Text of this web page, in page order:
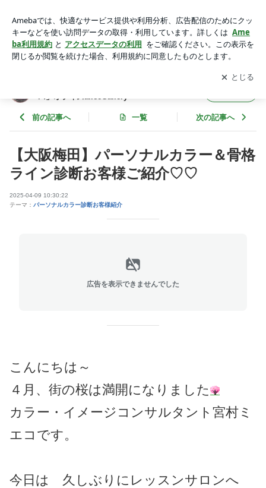
♡♡ | 大阪梅田「カラーde貴女の輝きステージをUP!」オフィ
スaliceGallery
アプリをダウンロードして ブログの更新通知
を受け取りまし
ょう。
開く
P!」オフィスaliceGallery
前の記事へ 一覧 次の記事へ
【大阪梅田】パーソナルカラー＆骨格
ライン診断お客様ご紹介♡♡
2025-04-09 10:30:22
テーマ： パーソナルカラー診断お客様紹介
広告を表示できませんでした
こんにちは～
４月、街の桜は満開になりました
カラー・イメージコンサルタント宮村ミ
エコです。
今日は 久しぶりにレッスンサロンへ